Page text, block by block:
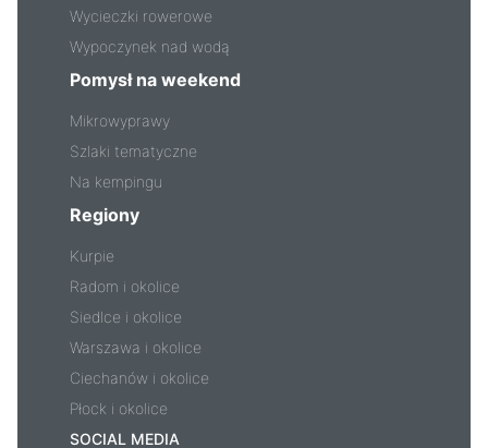
Wycieczki rowerowe
Wypoczynek nad wodą
Pomysł na weekend
Mikrowyprawy
Szlaki tematyczne
Na kempingu
Regiony
Kurpie
Radom i okolice
Siedlce i okolice
Warszawa i okolice
Ciechanów i okolice
Płock i okolice
SOCIAL MEDIA